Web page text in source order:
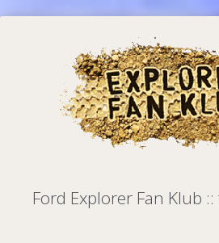
Ford Explorer Fan Klub